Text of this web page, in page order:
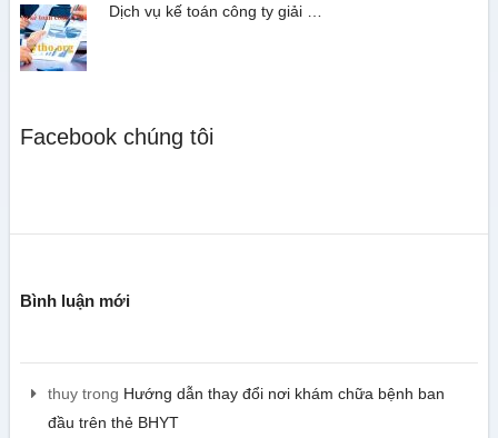
Dịch vụ kế toán công ty giải …
Facebook chúng tôi
Bình luận mới
thuytrong Hướng dẫn thay đổi nơi khám chữa bệnh ban
đầu trên thẻ BHYT